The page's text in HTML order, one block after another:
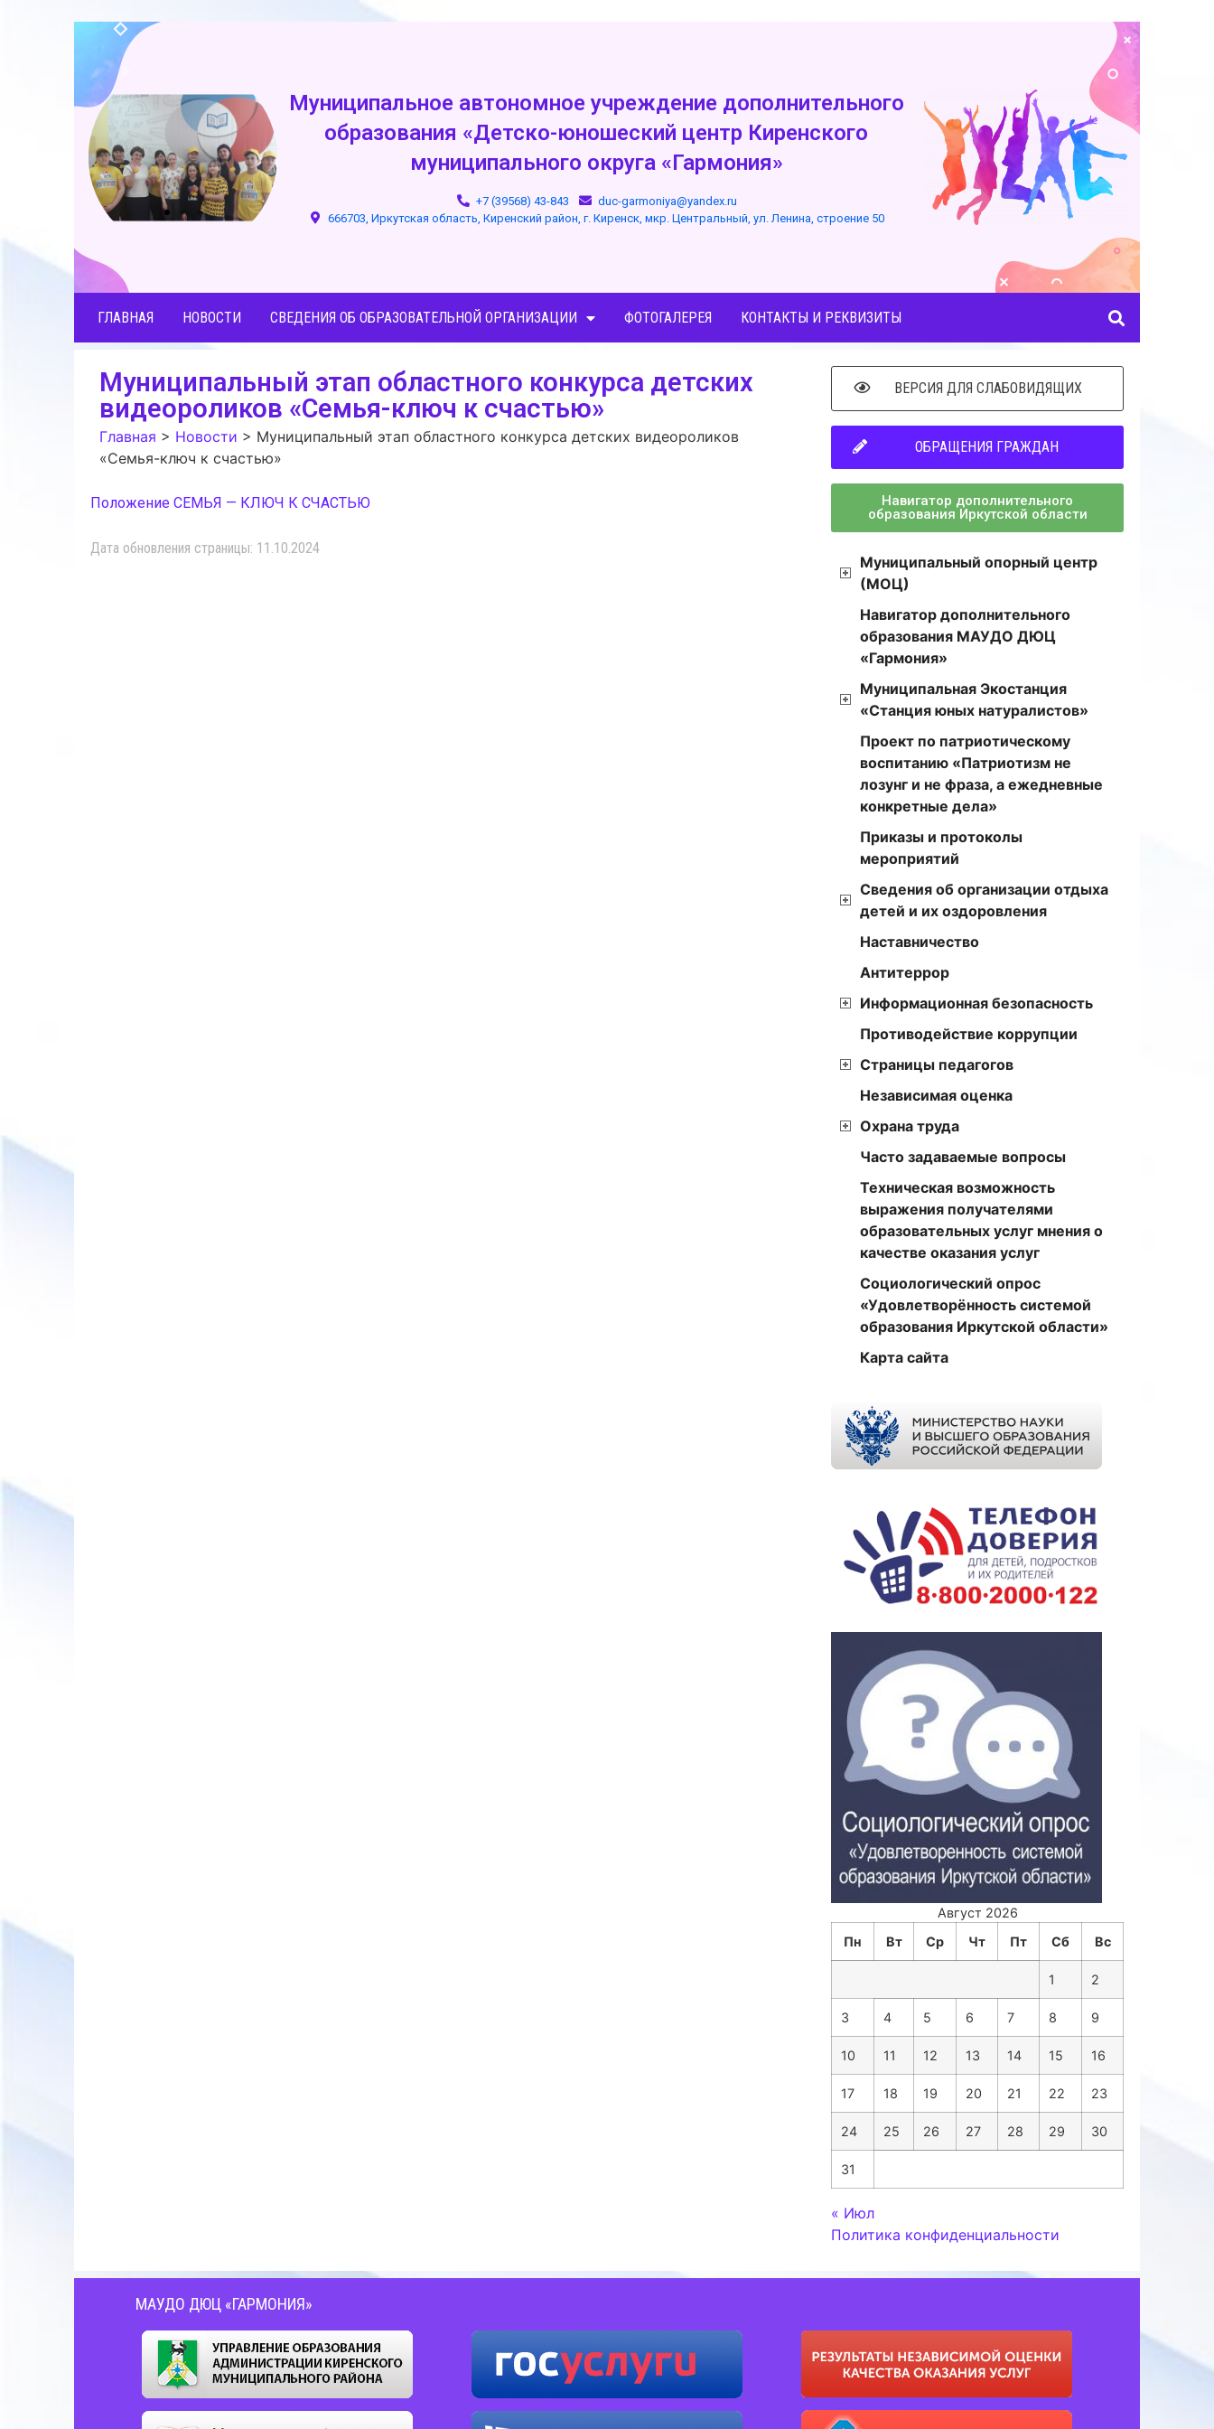
Муниципальное автономное учреждение дополнительного
образования «Детско-юношеский центр Киренского
муниципального округа «Гармония»
+7 (39568) 43-843
duc-garmoniya@yandex.ru
666703, Иркутская область, Киренский район, г. Киренск, мкр. Центральный, ул. Ленина, строение 50
ГЛАВНАЯ НОВОСТИ СВЕДЕНИЯ ОБ ОБРАЗОВАТЕЛЬНОЙ ОРГАНИЗАЦИИ ФОТОГАЛЕРЕЯ КОНТАКТЫ И РЕКВИЗИТЫ
Муниципальный этап областного конкурса детских
видеороликов «Семья-ключ к счастью»
Главная > Новости > Муниципальный этап областного конкурса детских видеороликов
«Семья-ключ к счастью»
Положение СЕМЬЯ — КЛЮЧ К СЧАСТЬЮ
Дата обновления страницы: 11.10.2024
ВЕРСИЯ ДЛЯ СЛАБОВИДЯЩИХ
ОБРАЩЕНИЯ ГРАЖДАН
Навигатор дополнительного
образования Иркутской области
Муниципальный опорный центр
(МОЦ)
Навигатор дополнительного
образования МАУДО ДЮЦ
«Гармония»
Муниципальная Экостанция
«Станция юных натуралистов»
Проект по патриотическому
воспитанию «Патриотизм не
лозунг и не фраза, а ежедневные
конкретные дела»
Приказы и протоколы
мероприятий
Сведения об организации отдыха
детей и их оздоровления
Наставничество
Антитеррор
Информационная безопасность
Противодействие коррупции
Страницы педагогов
Независимая оценка
Охрана труда
Часто задаваемые вопросы
Техническая возможность
выражения получателями
образовательных услуг мнения о
качестве оказания услуг
Социологический опрос
«Удовлетворённость системой
образования Иркутской области»
Карта сайта
Август 2026
Пн
Вт Ср Чт Пт Сб Вс
1 2
3 4 5 6 7 8 9
10 11 12 13 14 15 16
17 18 19 20 21 22 23
24 25 26 27 28 29 30
31
« Июл
Политика конфиденциальности
МАУДО ДЮЦ «ГАРМОНИЯ»